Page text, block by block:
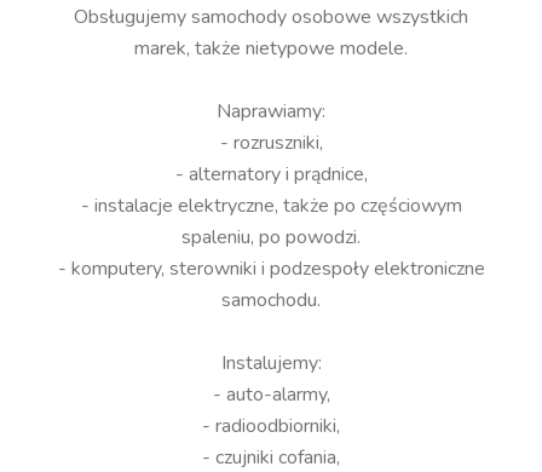
Obsługujemy samochody osobowe wszystkich
marek, także nietypowe modele.
Naprawiamy:
- rozruszniki,
- alternatory i prądnice,
- instalacje elektryczne, także po częściowym
spaleniu, po powodzi.
- komputery, sterowniki i podzespoły elektroniczne
samochodu.
Instalujemy:
- auto-alarmy,
- radioodbiorniki,
- czujniki cofania,